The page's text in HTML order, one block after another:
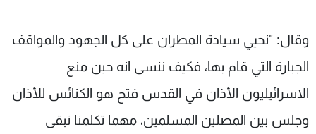
وقال: "نحيي سيادة المطران على كل الجهود والمواقف
الجبارة التي قام بها، فكيف ننسى انه حين منع
الاسرائيليون الأذان في القدس فتح هو الكنائس للأذان
وجلس بين المصلين المسلمين، مهما تكلمنا نبقى